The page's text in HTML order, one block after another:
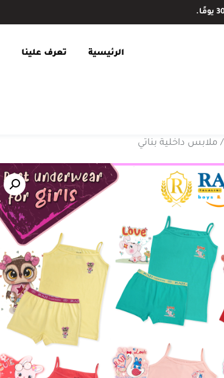
الرئيسية تعرف علينا
/ ملابس داخلية بناتي